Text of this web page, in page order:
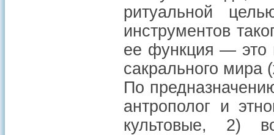
ритуальной
инструментов
ее функция — это
сакрального мира
По
антрополог и
культовые, 2)